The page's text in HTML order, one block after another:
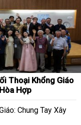
Thoại Khổng Giáo
Hợp
Chung Tay Xây